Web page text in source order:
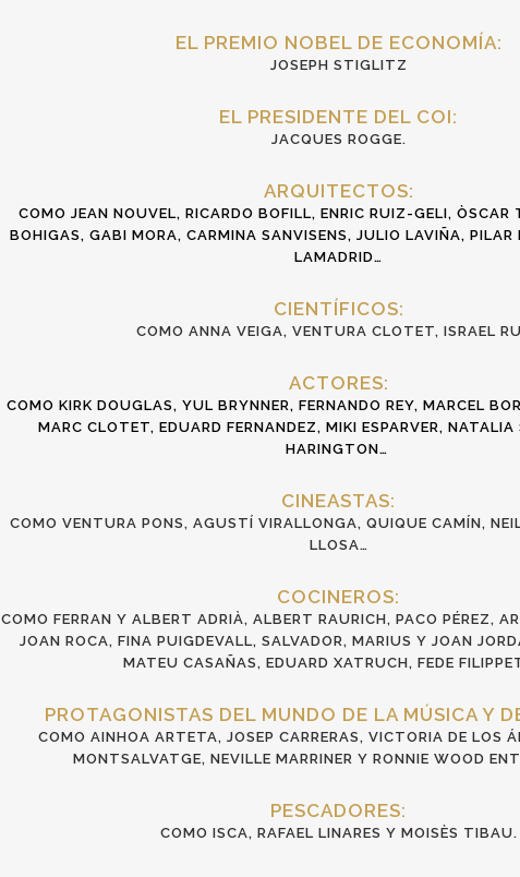
EL PREMIO NOBEL DE ECONOMÍA:
JOSEPH STIGLITZ
EL PRESIDENTE DEL COI:
JACQUES ROGGE.
ARQUITECTOS:
COMO JEAN NOUVEL,RICARDO BOFILL,ENRIC RUIZ-GELI, ÒSCAR
BOHIGAS, GABI MORA, CARMINA SANVISENS, JULIO LAVIÑA, PILAR
LAMADRID…
CIENTÍFICOS:
COMO ANNA VEIGA, VENTURA CLOTET, ISRAEL
ACTORES:
COMO KIRK DOUGLAS, YUL BRYNNER, FERNANDO REY, MARCEL
MARC CLOTET, EDUARD FERNANDEZ, MIKI ESPARVER,
HARINGTON…
CINEASTAS:
COMO VENTURA PONS, AGUSTÍ VIRALLONGA, QUIQUE CAMÍN,
LLOSA…
COCINEROS:
COMO FERRAN Y ALBERT ADRIÀ, ALBERT RAURICH, PACO PÉREZ,
JOAN ROCA, FINA PUIGDEVALL, SALVADOR, MARIUS Y JOAN
MATEU CASAÑAS, EDUARD XATRUCH, FEDE
PROTAGONISTAS DEL MUNDO DE LA MÚSICA Y
COMO AINHOA ARTETA, JOSEP CARRERAS, VICTORIA DE LOS
MONTSALVATGE, NEVILLE MARRINER Y RONNIE WOOD
PESCADORES:
COMO ISCA, RAFAEL LINARES Y MOISÈS TIBAU.